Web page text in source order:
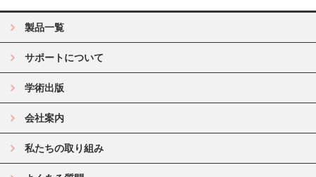
製品一覧
サポートについて
学術出版
会社案内
私たちの取り組み